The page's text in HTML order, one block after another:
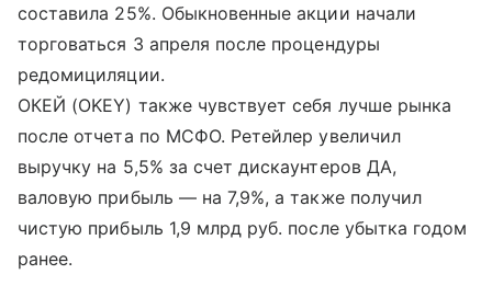
составила 25%. Обыкновенные акции начали
торговаться 3 апреля после процендуры
редомициляции.
ОКЕЙ (OKEY) также чувствует себя лучше рынка
после отчета по МСФО. Ретейлер увеличил
выручку на 5,5% за счет дискаунтеров ДА,
валовую прибыль — на 7,9%, а также получил
чистую прибыль 1,9 млрд руб. после убытка годом
ранее.